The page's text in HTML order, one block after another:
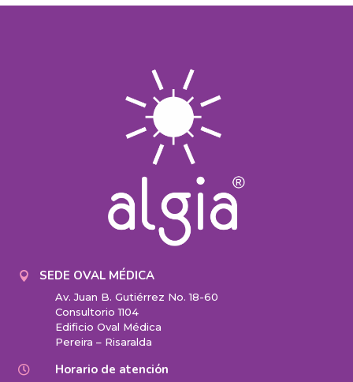
 SEDE OVAL MÉDICA
Av. Juan B. Gutiérrez No. 18-60
Consultorio 1104
Edificio Oval Médica
Pereira – Risaralda
 Horario de atención